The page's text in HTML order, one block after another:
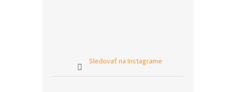
Sledovať na Instagrame